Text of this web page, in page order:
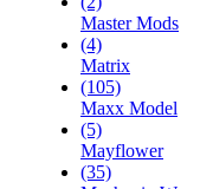
Master Mods
(4)
Matrix
(105)
Maxx Model
(5)
Mayflower
(35)